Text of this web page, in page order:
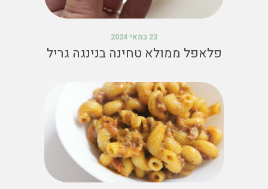
23 במאי 2024
פלאפל ממולא טחינה בנינגה גריל